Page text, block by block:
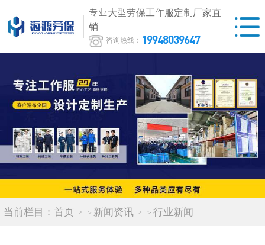
专业大型劳保工作服定制厂家直
销
咨询热线： 19948039647
当前栏目： 首页 > 新闻资讯 > 行业新闻